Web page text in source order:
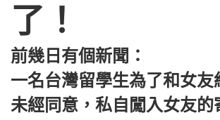
了！
前幾日有個新聞：
一名台灣留學生為了和女友
未經同意，私自闖入女友的